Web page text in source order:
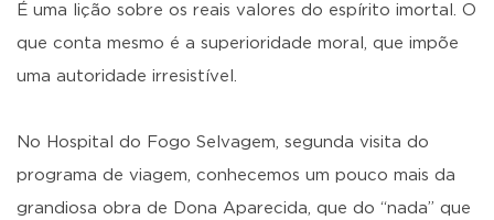
É uma lição sobre os reais valores do espírito imortal. O
que conta mesmo é a superioridade moral, que impõe
uma autoridade irresistível.
No Hospital do Fogo Selvagem, segunda visita do
programa de viagem, conhecemos um pouco mais da
grandiosa obra de Dona Aparecida, que do “nada” que